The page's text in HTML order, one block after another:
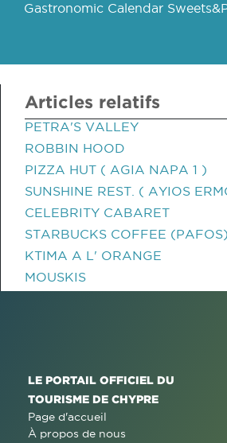
Gastronomic Calendar
Articles relatifs
PETRA'S VALLEY
ROBBIN HOOD
PIZZA HUT ( AGIA NAPA 1 )
SUNSHINE REST. ( AYIOS
CELEBRITY CABARET
STARBUCKS COFFEE (PAFOS)
KTIMA A L' ORANGE
MOUSKIS
LE PORTAIL OFFICIEL DU
TOURISME DE CHYPRE
Page d'accueil
À propos de nous